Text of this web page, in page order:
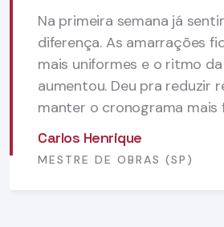
Na primeira semana já
diferença. As amarrações
mais uniformes e o ritmo
aumentou. Deu pra reduzir
manter o cronograma mais
Carlos Henrique
MESTRE DE OBRAS (SP)